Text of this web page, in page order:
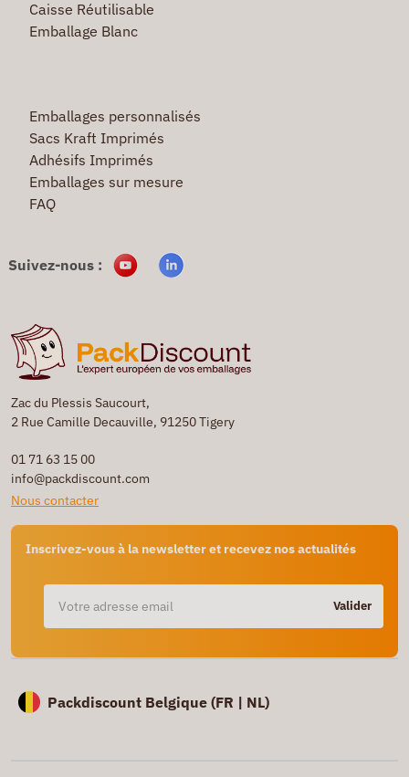
Zac du Plessis Saucourt,
2 Rue Camille Decauville, 91250 Tigery
01 71 63 15 00
info@packdiscount.com
Nous contacter
Inscrivez-vous à la newsletter et recevez nos actualités
Valider
Caisse Réutilisable
Emballage Blanc
Emballages personnalisés
Sacs Kraft Imprimés
Adhésifs Imprimés
Emballages sur mesure
FAQ
Suivez-nous :
Packdiscount Belgique (FR | NL)